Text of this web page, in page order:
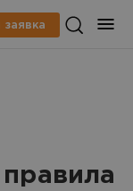
заявка